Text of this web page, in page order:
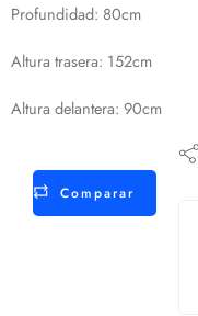
Profundidad: 80cm
Altura trasera: 152cm
Altura delantera: 90cm
Comparar